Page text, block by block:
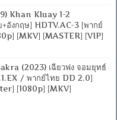
Khan Kluay 1-2
อังกฤษ] HDTV.AC-3 [พากย์
[MKV] [MASTER] [VIP]
(2023) เฉียวฟง จอมยุทธ์
/ พากย์ไทย DD 2.0]
[1080p] [MKV]